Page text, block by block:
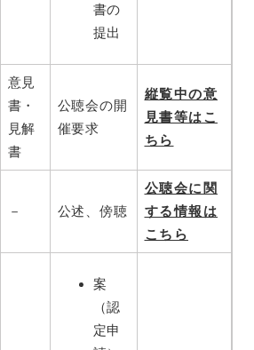
書の
提出
意見
書・
見解
書
公聴会の開
催要求
縦覧中の意
見書等はこ
ちら
－ 公述、傍聴
公聴会に関
する情報は
こちら
案
（認
定申